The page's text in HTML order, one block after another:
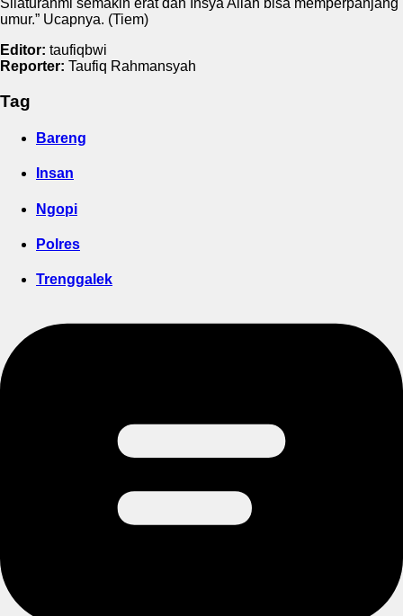
Silaturahmi semakin erat dan Insya Allah bisa memperpanjang
umur.” Ucapnya. (Tiem)
Editor: taufiqbwi
Reporter: Taufiq Rahmansyah
Tag
Bareng
Insan
Ngopi
Polres
Trenggalek